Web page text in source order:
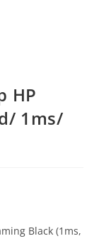
HP
1ms/
Black (1ms,